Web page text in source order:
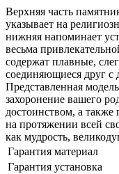
Верхняя часть
указывает на
нижняя напоминает
весьма
содержат плавные,
соединяющиеся друг с
Представленная
захоронение вашего
достоинством, а также
на протяжении всей
как мудрость,
Гарантия материал
Гарантия установка